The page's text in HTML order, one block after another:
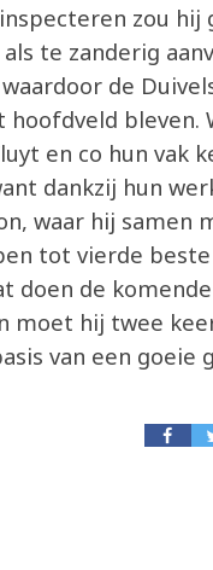
zou
te zanderig
de
bleven.
en co hun vak
dankzij hun
waar hij samen
tot vierde beste
doen de
moet hij twee
van een goeie